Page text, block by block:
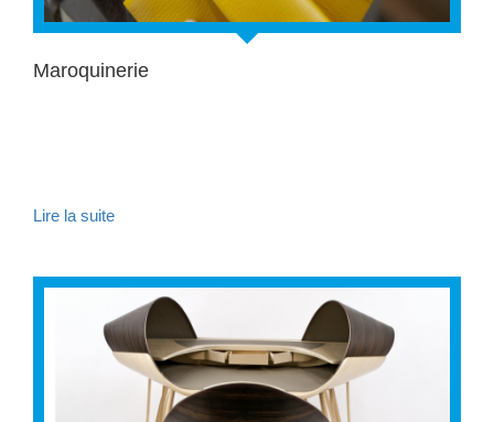
Maroquinerie
Lire la suite